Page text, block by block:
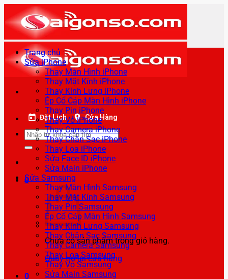
qua
nội
dung
Đặt Lịch Cửa Hàng
Tìm
kiếm:
0
Chưa có sản phẩm trong giỏ hàng.
Quay trở lại cửa hàng
0
Trang chủ
Sửa iPhone
Thay Màn Hình iPhone
Thay Mặt Kính iPhone
Thay Kính Lưng iPhone
Ép Cổ Cáp Màn Hình iPhone
Thay Pin iPhone
Thay Vỏ iPhone
Thay Camera iPhone
Thay Chân Sạc iPhone
Thay Loa iPhone
Sửa Face ID iPhone
Sửa Main iPhone
Sửa Samsung
Thay Màn Hình Samsung
Thay Mặt Kính Samsung
Thay Pin Samsung
Ép Cổ Cáp Màn Hình Samsung
Thay Kính Lưng Samsung
Thay Chân Sạc Samsung
Thay Camera Samsung
Thay Loa Samsung
Thay Vỏ Samsung
Sửa Main Samsung